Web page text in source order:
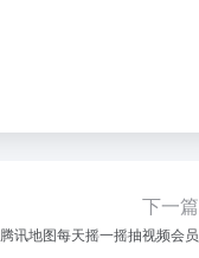
下一篇
腾讯地图每天摇一摇抽视频会员